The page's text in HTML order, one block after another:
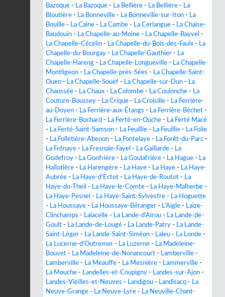
Bazoque - La Bazoque - La Bellière - La Bellière - La
Bloutière - La Bonneville - La Bonneville-sur-Iton - La
Bouille - La Caine - La Cambe - La Cerlangue - La Chaise-
Baudouin - La Chapelle-au-Moine - La Chapelle-Bayvel -
La Chapelle-Cécelin - La Chapelle-du-Bois-des-Faulx - La
Chapelle-du-Bourgay - La Chapelle-Gauthier - La
Chapelle-Hareng - La Chapelle-Longueville - La Chapelle-
Montligeon - La Chapelle-près-Sées - La Chapelle-Saint-
Ouen - La Chapelle-Souëf - La Chapelle-sur-Dun - La
Chaussée - La Chaux - La Colombe - La Coulonche - La
Couture-Boussey - La Crique - La Croisille - La Ferrière-
au-Doyen - La Ferrière-aux-Étangs - La Ferrière-Béchet -
La Ferrière-Bochard - La Ferté-en-Ouche - La Ferté Macé
- La Ferté-Saint-Samson - La Feuillie - La Feuillie - La Folie
- La Folletière-Abenon - La Fontelaye - La Forêt-du-Parc -
La Frénaye - La Fresnaie-Fayel - La Gaillarde - La
Godefroy - La Gonfrière - La Goulafrière - La Hague - La
Hallotière - La Harengère - La Haye - La Haye - La Haye-
Aubrée - La Haye-d'Ectot - La Haye-de-Routot - La
Haye-du-Theil - La Haye-le-Comte - La Haye-Malherbe -
La Haye-Pesnel - La Haye-Saint-Sylvestre - La Hoguette
- La Houssaye - La Houssaye-Béranger - L'Aigle - Laize-
Clinchamps - Lalacelle - La Lande-d'Airou - La Lande-de-
Goult - La Lande-de-Lougé - La Lande-Patry - La Lande-
Saint-Léger - La Lande-Saint-Siméon - Laleu - La Londe -
La Lucerne-d'Outremer - La Luzerne - La Madeleine-
Bouvet - La Madeleine-de-Nonancourt - Lamberville -
Lamberville - La Meauffe - La Mesnière - Lammerville -
La Mouche - Landelles-et-Coupigny - Landes-sur-Ajon -
Landes-Vieilles-et-Neuves - Landigou - Landisacq - La
Neuve-Grange - La Neuve-Lyre - La Neuville-Chant-